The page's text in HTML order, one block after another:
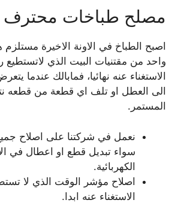
مصلح طباخات محترف
اصبح الطباخ في الاونة الاخيرة
واحد من مقتنيات البيت الذي لاتستطيع
الاستغناء عنه نهائيا، فمابالك عندما
الى العطل او تلف اي قطعة من قطعه
المستمر.
نعمل في شركتنا على اصلاح
سواء تبديل قطع او اعطال في
الكهربائية.
اصلاح مؤشر الوقت الذي لا
الاستغناء عنه ابدا.